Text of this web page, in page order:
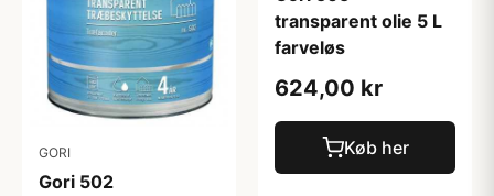
GORI
Gori 502
transparent olie 5 L
farveløs
624,00 kr
Køb her